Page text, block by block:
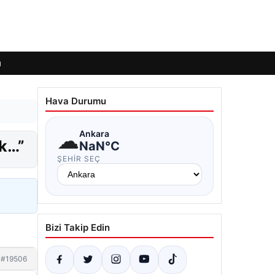
#19506
Hava Durumu
☁Ankara
NaN°C
ŞEHIR SEÇ
Bizi Takip Edin